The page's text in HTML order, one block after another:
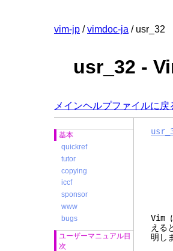
vim-jp /vimdoc-ja / usr_32
usr_32 -
メインヘルプファイルに戻
基本
quickref
tutor
copying
iccf
sponsor
www
bugs
ユーザーマニュアル目
次
Vim
える
明し